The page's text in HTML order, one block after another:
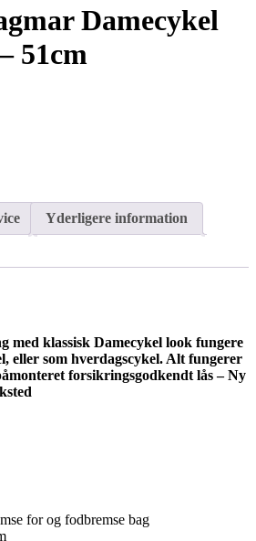
Damecykel
51cm
Yderligere information
med klassisk Damecykel look fungere
eller som hverdagscykel. Alt fungerer
forsikringsgodkendt lås – Ny
for og fodbremse bag